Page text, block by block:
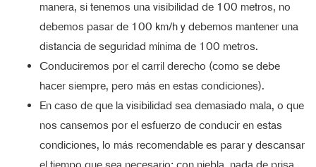
manera, si tenemos una visibilidad de 100 metros, no
debemos pasar de 100 km/h y debemos mantener una
distancia de seguridad mínima de 100 metros.
Conduciremos por el carril derecho (como se debe
hacer siempre, pero más en estas condiciones).
En caso de que la visibilidad sea demasiado mala, o que
nos cansemos por el esfuerzo de conducir en estas
condiciones, lo más recomendable es parar y descansar
el tiempo que sea necesario: con niebla, nada de prisa.